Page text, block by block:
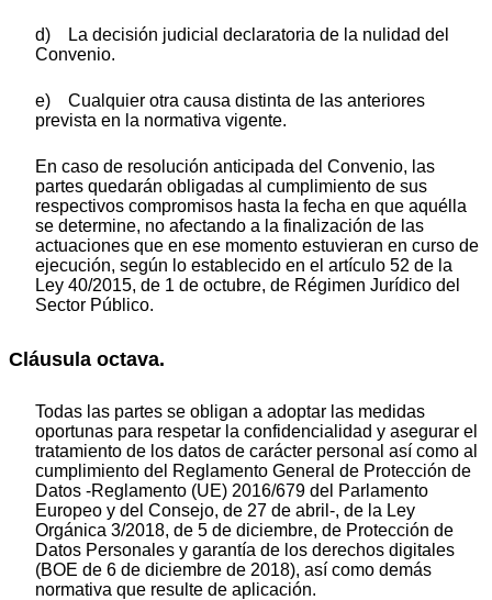
d) La decisión judicial declaratoria de la nulidad del
Convenio.
e) Cualquier otra causa distinta de las anteriores
prevista en la normativa vigente.
En caso de resolución anticipada del Convenio, las
partes quedarán obligadas al cumplimiento de sus
respectivos compromisos hasta la fecha en que aquélla
se determine, no afectando a la finalización de las
actuaciones que en ese momento estuvieran en curso de
ejecución, según lo establecido en el artículo 52 de la
Ley 40/2015, de 1 de octubre, de Régimen Jurídico del
Sector Público.
Cláusula octava.
Todas las partes se obligan a adoptar las medidas
oportunas para respetar la confidencialidad y asegurar el
tratamiento de los datos de carácter personal así como al
cumplimiento del Reglamento General de Protección de
Datos -Reglamento (UE) 2016/679 del Parlamento
Europeo y del Consejo, de 27 de abril-, de la Ley
Orgánica 3/2018, de 5 de diciembre, de Protección de
Datos Personales y garantía de los derechos digitales
(BOE de 6 de diciembre de 2018), así como demás
normativa que resulte de aplicación.